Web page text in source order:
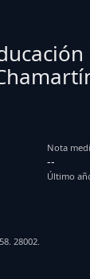
Nota
--
Último
28002.